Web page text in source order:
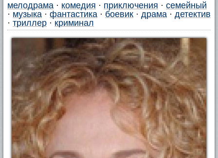
мелодрама · комедия · приключения · семейный
· музыка · фантастика · боевик · драма · детектив
· триллер · криминал